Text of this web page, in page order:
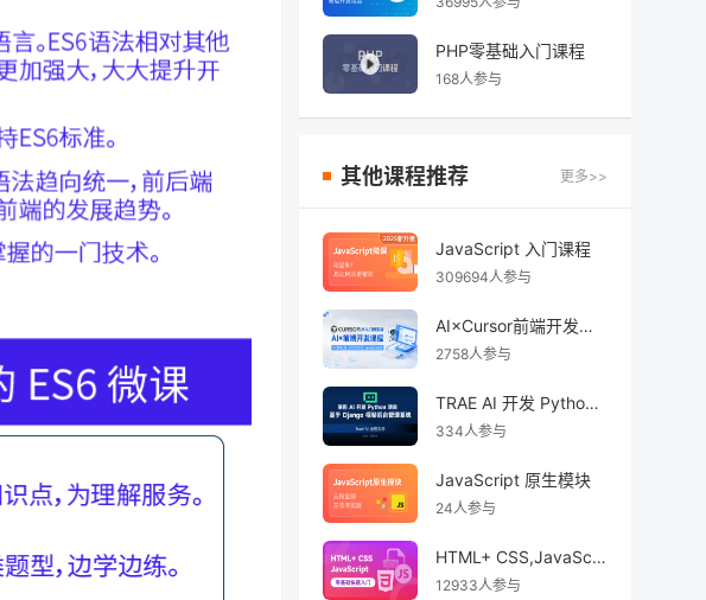
PHP零基础入门课程
168人参与
其他课程推荐 更多>>
JavaScript 入门课程
309694人参与
AI×Cursor前端开发：零基础学HTML5·CSS3·JavaScript到高级项目实战
2758人参与
TRAE AI 开发 Python Django 后台管理系统
334人参与
JavaScript 原生模块
24人参与
HTML+ CSS,JavaScript 前端开发零基础快速入门
12933人参与